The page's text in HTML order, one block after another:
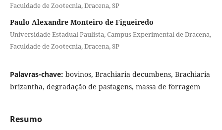
Faculdade de Zootecnia, Dracena, SP
Paulo Alexandre Monteiro de Figueiredo
Universidade Estadual Paulista, Campus Experimental de Dracena,
Faculdade de Zootecnia, Dracena, SP
Palavras-chave: bovinos, Brachiaria decumbens, Brachiaria
brizantha, degradação de pastagens, massa de forragem
Resumo